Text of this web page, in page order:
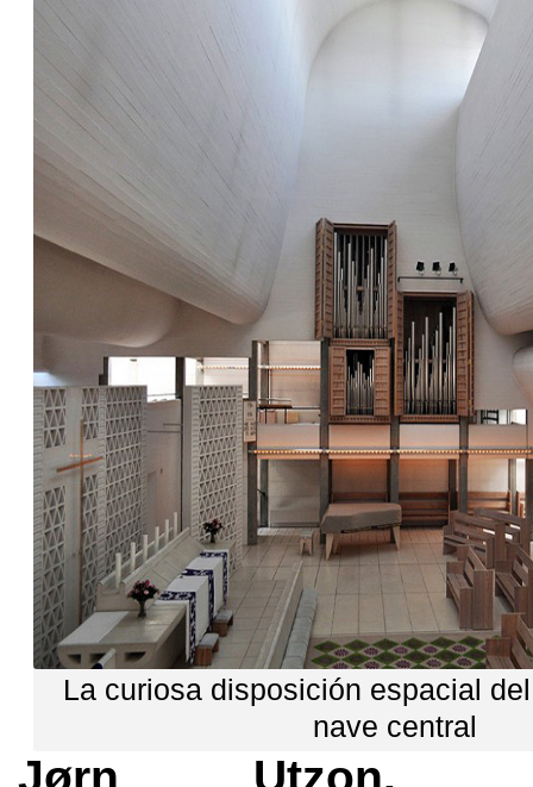
La curiosa disposición espacial
nave central